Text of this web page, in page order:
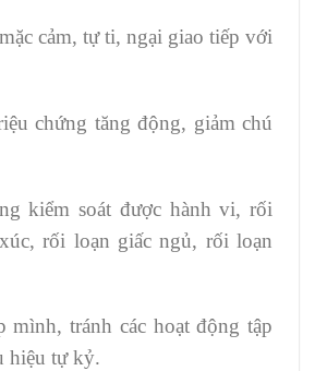
cảm, tự ti, ngại giao tiếp với
chứng tăng động, giảm chú
kiểm soát được hành vi, rối
rối loạn giấc ngủ, rối loạn
mình, tránh các hoạt động tập
hiệu tự kỷ.